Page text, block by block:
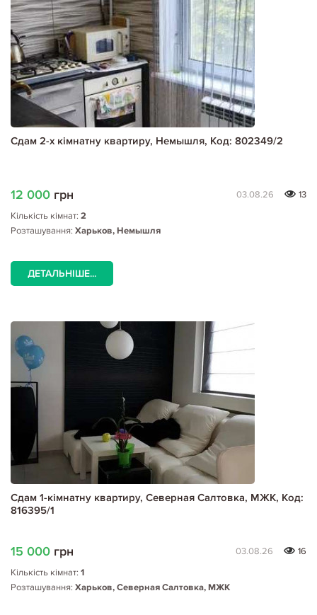
Сдам 2-х кімнатну квартиру, Немышля, Код: 802349/2
12 000 грн 03.08.26
13
Кількість кімнат: 2
Розташування: Харьков, Немышля
ДЕТАЛЬНІШЕ...
Сдам 1-кімнатну квартиру, Северная Салтовка, МЖК, Код:
816395/1
15 000 грн 03.08.26
16
Кількість кімнат: 1
Розташування: Харьков, Северная Салтовка, МЖК